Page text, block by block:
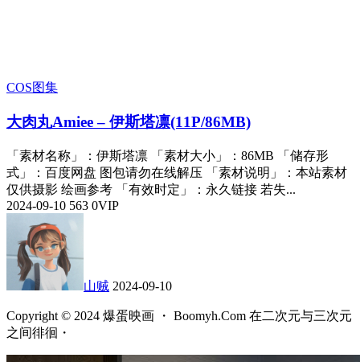
COS图集
大肉丸Amiee – 伊斯塔凛(11P/86MB)
「素材名称」：伊斯塔凛 「素材大小」：86MB 「储存形
式」：百度网盘 图包请勿在线解压 「素材说明」：本站素材
仅供摄影 绘画参考 「有效时定」：永久链接 若失...
2024-09-10 563 0VIP
山贼 2024-09-10
Copyright © 2024 爆蛋映画 ・ Boomyh.Com 在二次元与三次元
之间徘徊・